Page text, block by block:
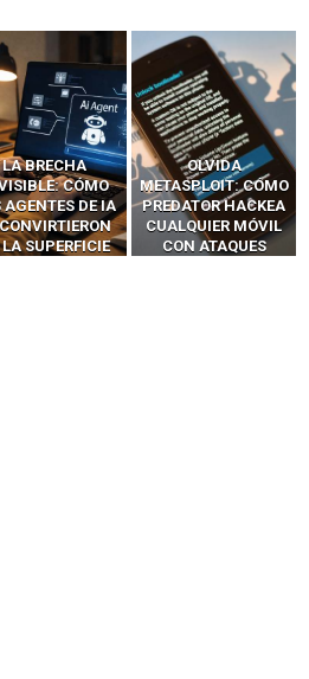
OLVIDA
CÓMO
HACKEA
MÓVIL
ATAQUES
CÓMO LOS HACKERS
INTERCEPTAN OTPS
Y LLAMADAS
MÓVILES SIN
‘HACKEAR’ — EL